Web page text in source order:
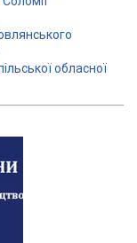
обласної